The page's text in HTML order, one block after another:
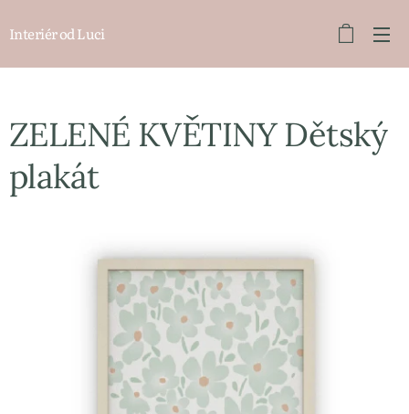
Interiér od Luci
ZELENÉ KVĚTINY Dětský
plakát